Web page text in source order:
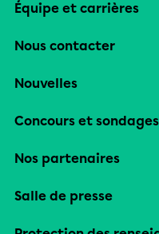
Équipe et carrières
Nous contacter
Nouvelles
Concours et sondages
Nos partenaires
Salle de presse